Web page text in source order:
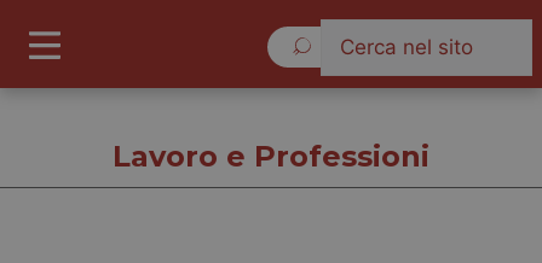
Lavoro e Professioni